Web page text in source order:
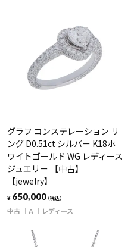
グラフ コンステレーション リ
ング D0.51ct シルバー K18ホ
ワイトゴールド WG レディース
ジュエリー 【中古】
【jewelry】
¥ 650,000（税込）
中古 A レディース